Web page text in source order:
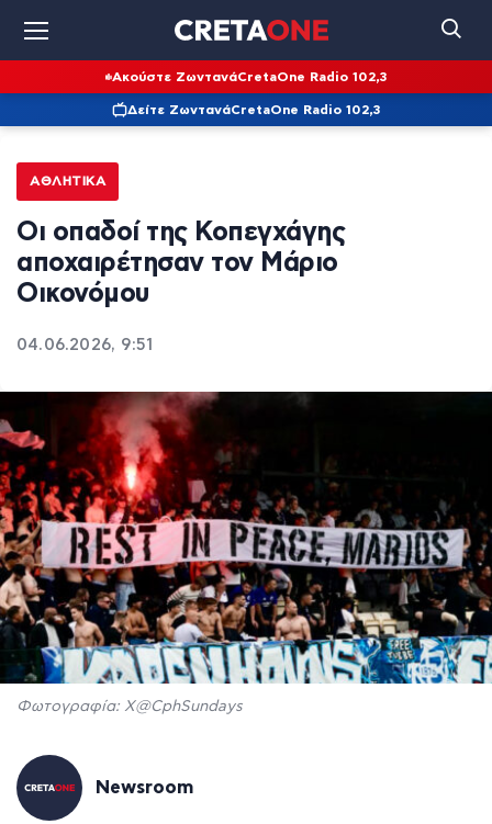
Ακούστε ΖωντανάCretaOne Radio 102,3
Δείτε ΖωντανάCretaOne Radio 102,3
ΑΘΛΗΤΙΚΆ
Οι οπαδοί της Κοπεγχάγης
αποχαιρέτησαν τον Μάριο
Οικονόμου
04.06.2026, 9:51
Φωτογραφία: Χ@CphSundays
Newsroom